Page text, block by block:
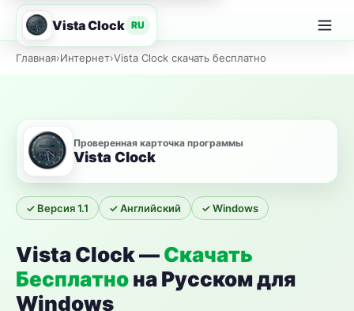
Vista Clock RU
Главная›Интернет›Vista Clock скачать бесплатно
Проверенная карточка программы
Vista Clock
✓ Версия 1.1 ✓ Английский ✓ Windows
Vista Clock —Скачать
Бесплатнона Русском для
Windows